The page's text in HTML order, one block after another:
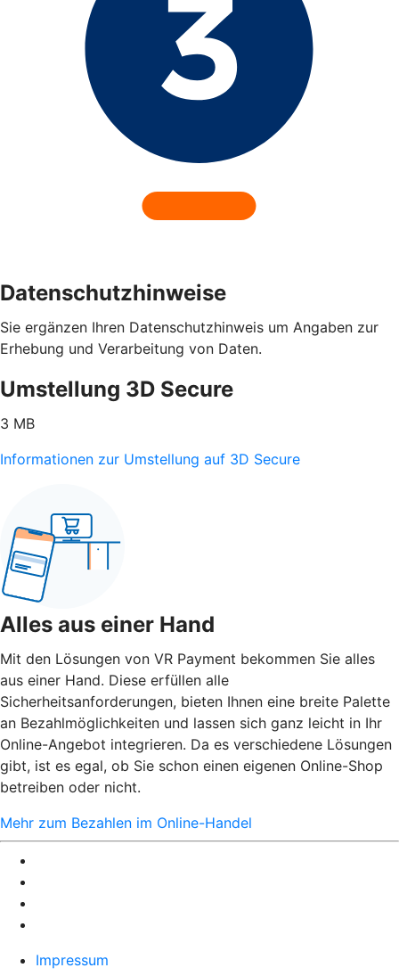
Datenschutzhinweise
Sie ergänzen Ihren Datenschutzhinweis um Angaben zur
Erhebung und Verarbeitung von Daten.
Umstellung 3D Secure
3 MB
Informationen zur Umstellung auf 3D Secure
Alles aus einer Hand
Mit den Lösungen von VR Payment bekommen Sie alles
aus einer Hand. Diese erfüllen alle
Sicherheitsanforderungen, bieten Ihnen eine breite Palette
an Bezahlmöglichkeiten und lassen sich ganz leicht in Ihr
Online-Angebot integrieren. Da es verschiedene Lösungen
gibt, ist es egal, ob Sie schon einen eigenen Online-Shop
betreiben oder nicht.
Mehr zum Bezahlen im Online-Handel
Impressum